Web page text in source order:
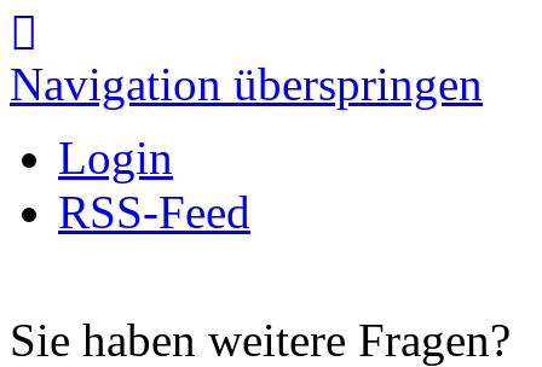
Navigation überspringen
Login
RSS-Feed
Sie haben weitere Fragen?